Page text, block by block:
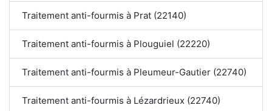
Traitement anti-fourmis à Prat (22140)
Traitement anti-fourmis à Plouguiel (22220)
Traitement anti-fourmis à Pleumeur-Gautier (22740)
Traitement anti-fourmis à Lézardrieux (22740)